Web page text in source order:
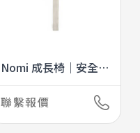
Nomi 成長椅｜安全
聯繫報價